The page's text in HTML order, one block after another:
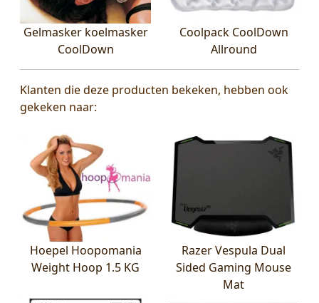
Gelmasker koelmasker
CoolDown
Coolpack CoolDown
Allround
Klanten die deze producten bekeken, hebben ook
gekeken naar:
Hoepel Hoopomania
Weight Hoop 1.5 KG
Razer Vespula Dual
Sided Gaming Mouse
Mat